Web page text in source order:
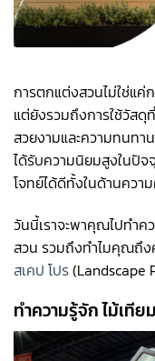
การตกแต่งสวนไม่ใช่แค่
แต่ยังรวมถึงการใช้วัสดุ
สวยงามและความทนท
ได้รับความนิยมสูงในปั
โจทย์ได้ดีทั้งในด้านควา
วันนี้เราจะพาคุณไปทำค
สวน รวมถึงทำไมคุณถึ
สเคป โปร(Landscape
ทำความรู้จัก ไม้เทียม